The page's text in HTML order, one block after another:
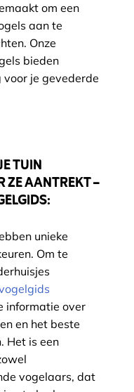
om een
aan te
Onze
bieden
je gevederde
TUIN
ZE AANTREKT –
unieke
Om te
informatie over
en het beste
Het is een
vogelaars, dat